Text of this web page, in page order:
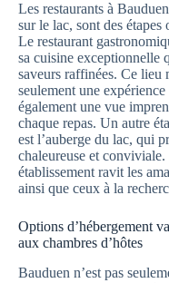
Les restaurants à
sur le lac, sont des
Le restaurant
sa cuisine exceptionnelle
saveurs raffinées. Ce
seulement une
également une vue
chaque repas. Un autre
est l’auberge du lac, qui
chaleureuse et
établissement ravit les
ainsi que ceux à la
Options d’hébergement
aux chambres d’hôtes
Bauduen n’est pas